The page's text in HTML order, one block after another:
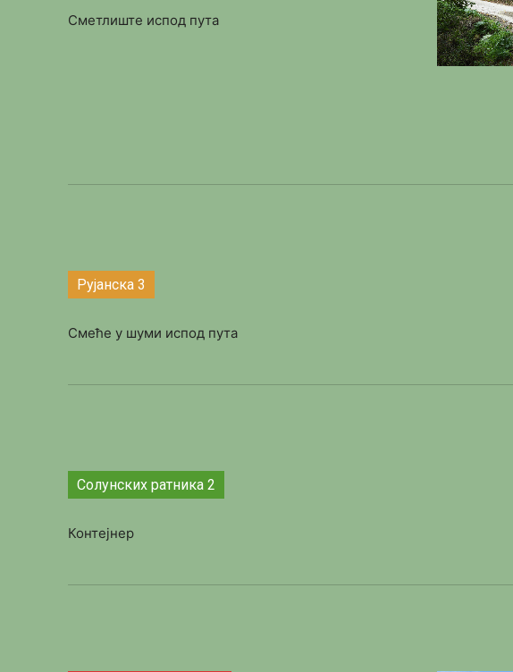
Сметлиште испод пута
Рујанска 3
Смеће у шуми испод пута
Солунских ратника 2
Контејнер